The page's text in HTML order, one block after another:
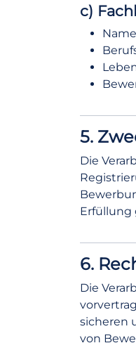
c)
5.
Die
Erfüllung
6.
Die
sicheren
von